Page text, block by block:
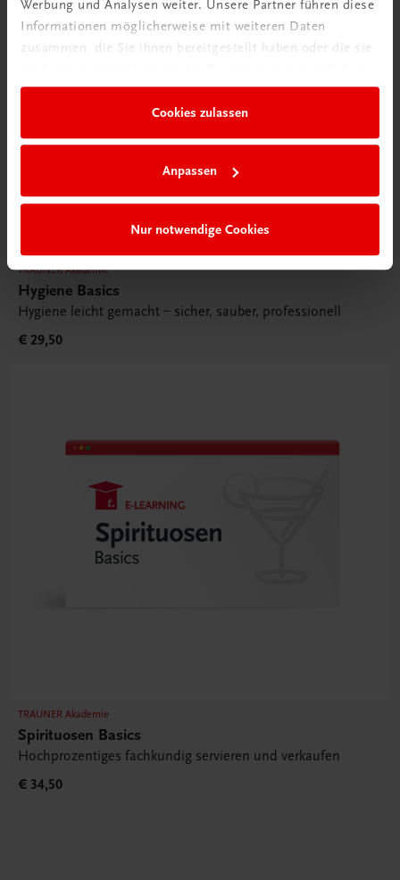
Werbung und Analysen weiter. Unsere Partner führen diese
Informationen möglicherweise mit weiteren Daten
zusammen, die Sie ihnen bereitgestellt haben oder die sie
Cookies zulassen
Anpassen
Nur notwendige Cookies
TRAUNER Akademie
Hygiene Basics
Hygiene leicht gemacht – sicher, sauber, professionell
€ 29,50
TRAUNER Akademie
Spirituosen Basics
Hochprozentiges fachkundig servieren und verkaufen
€ 34,50